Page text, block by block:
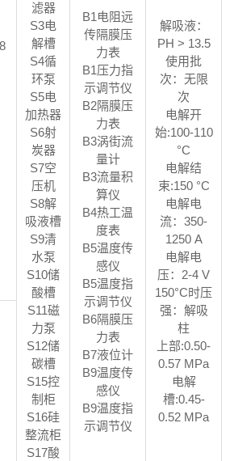
滤器
S3电
解槽
S4循
环泵
S5电
加热器
S6射
炭器
S7空
压机
S8解
吸液槽
S9清
水泵
S10储
酸槽
S11磁
力泵
S12储
碳槽
S15控
制柜
S16硅
整流柜
S17酸
B1电阻远
传隔膜压
力表
B1压力指
示调节仪
B2隔膜压
力表
B3涡街流
量计
B3流量积
算仪
B4热工温
度表
B5温度传
感仪
B5温度指
示调节仪
B6隔膜压
力表
B7液位计
B9温度传
感仪
B9温度指
示调节仪
解吸液：
PH > 13.5
使用批
次：无限
次
电解开
始:100-110
°C
电解结
束:150 °C
电解电
流：350-
1250 A
电解电
压：2-4 V
150°C时压
强：解吸
柱
上部:0.50-
0.57 MPa
电解
槽:0.45-
0.52 MPa